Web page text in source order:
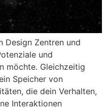
Design Zentren und
und
möchte. Gleichzeitig
Speicher von
die dein Verhalten,
Interaktionen